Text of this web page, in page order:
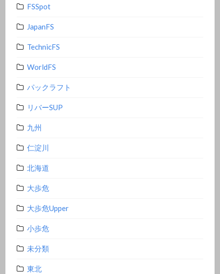
FSSpot
JapanFS
TechnicFS
WorldFS
パックラフト
リバーSUP
九州
仁淀川
北海道
大歩危
大歩危Upper
小歩危
未分類
東北